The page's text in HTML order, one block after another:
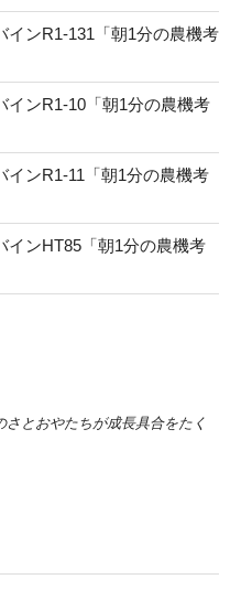
インR1-131「朝1分の農機考
インR1-10「朝1分の農機考
インR1-11「朝1分の農機考
インHT85「朝1分の農機考
とおやたちが成長具合をたく